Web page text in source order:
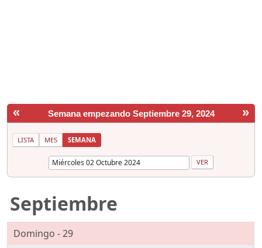
« »
Semana empezando Septiembre 29, 2024
LISTA MES SEMANA
Septiembre
Domingo - 29